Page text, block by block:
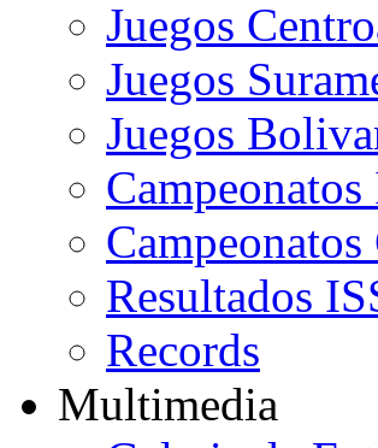
Juegos
Juegos
Juegos
Resultados
Records
Multimedia